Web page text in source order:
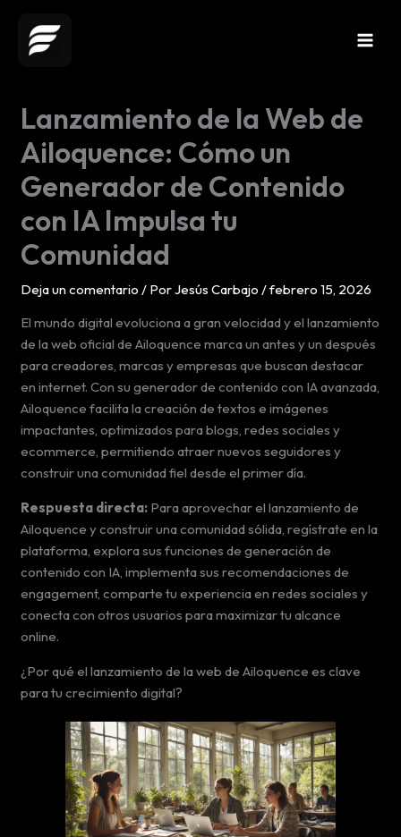
contenido
Lanzamiento de la Web de
Ailoquence: Cómo un
Generador de Contenido
con IA Impulsa tu
Comunidad
Deja un comentario / PorJesús Carbajo /febrero 15, 2026
El mundo digital evoluciona a gran velocidad y el lanzamiento
de la web oficial de Ailoquence marca un antes y un después
para creadores, marcas y empresas que buscan destacar
en internet. Con su generador de contenido con IA avanzada,
Ailoquence facilita la creación de textos e imágenes
impactantes, optimizados para blogs, redes sociales y
ecommerce, permitiendo atraer nuevos seguidores y
construir una comunidad fiel desde el primer día.
Respuesta directa: Para aprovechar el lanzamiento de
Ailoquence y construir una comunidad sólida, regístrate en la
plataforma, explora sus funciones de generación de
contenido con IA, implementa sus recomendaciones de
engagement, comparte tu experiencia en redes sociales y
conecta con otros usuarios para maximizar tu alcance
online.
¿Por qué el lanzamiento de la web de Ailoquence es clave
para tu crecimiento digital?